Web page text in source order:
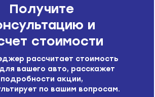
Получите
и
стоимости
рассчитает стоимость
вашего авто, расскажет
подробности акции,
по вашим вопросам.